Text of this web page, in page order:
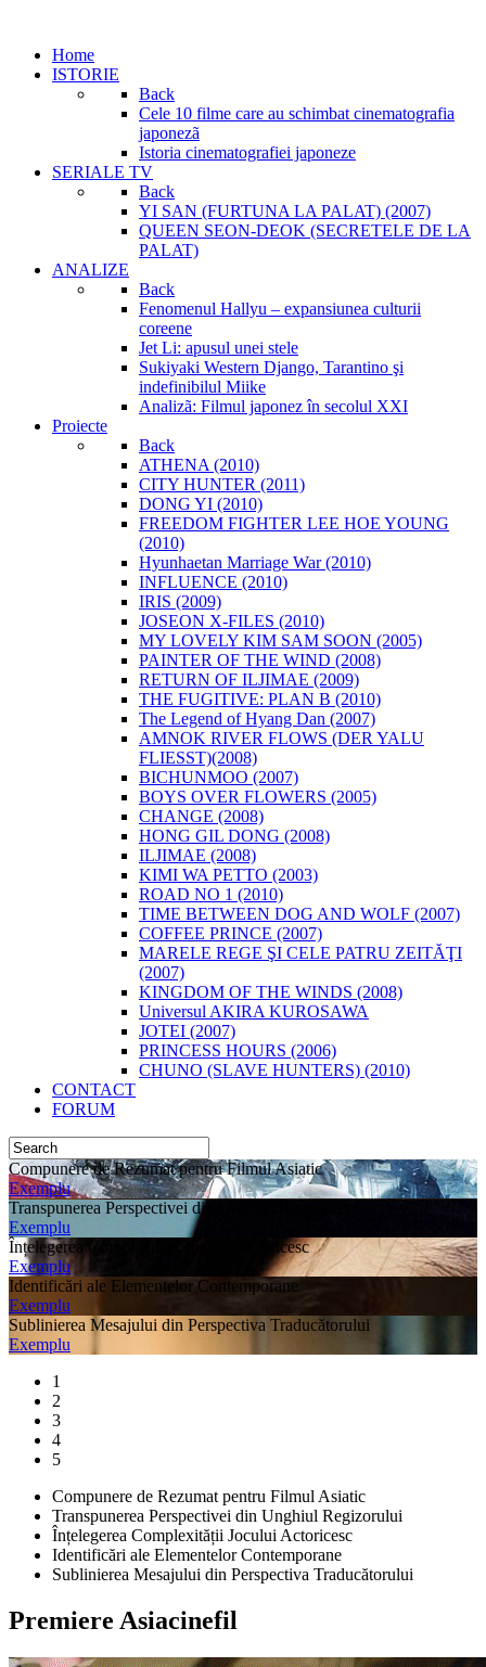
Home
ISTORIE
Back
Cele 10 filme care au schimbat cinematografia
japonezã
Istoria cinematografiei japoneze
SERIALE TV
Back
YI SAN (FURTUNA LA PALAT) (2007)
QUEEN SEON-DEOK (SECRETELE DE LA
PALAT)
ANALIZE
Back
Fenomenul Hallyu – expansiunea culturii
coreene
Jet Li: apusul unei stele
Sukiyaki Western Django, Tarantino şi
indefinibilul Miike
Analizã: Filmul japonez în secolul XXI
Proiecte
Back
ATHENA (2010)
CITY HUNTER (2011)
DONG YI (2010)
FREEDOM FIGHTER LEE HOE YOUNG
(2010)
Hyunhaetan Marriage War (2010)
INFLUENCE (2010)
IRIS (2009)
JOSEON X-FILES (2010)
MY LOVELY KIM SAM SOON (2005)
PAINTER OF THE WIND (2008)
RETURN OF ILJIMAE (2009)
THE FUGITIVE: PLAN B (2010)
The Legend of Hyang Dan (2007)
AMNOK RIVER FLOWS (DER YALU
FLIESST)(2008)
BICHUNMOO (2007)
BOYS OVER FLOWERS (2005)
CHANGE (2008)
HONG GIL DONG (2008)
ILJIMAE (2008)
KIMI WA PETTO (2003)
ROAD NO 1 (2010)
TIME BETWEEN DOG AND WOLF (2007)
COFFEE PRINCE (2007)
MARELE REGE ŞI CELE PATRU ZEITĂŢI
(2007)
KINGDOM OF THE WINDS (2008)
Universul AKIRA KUROSAWA
JOTEI (2007)
PRINCESS HOURS (2006)
CHUNO (SLAVE HUNTERS) (2010)
CONTACT
FORUM
Compunere de Rezumat pentru Filmul Asiatic
Exemplu
Transpunerea Perspectivei din Unghiul Regizorului
Exemplu
Înțelegerea Complexității Jocului Actoricesc
Exemplu
Identificări ale Elementelor Contemporane
Exemplu
Sublinierea Mesajului din Perspectiva Traducătorului
Exemplu
1
2
3
4
5
Compunere de Rezumat pentru Filmul Asiatic
Transpunerea Perspectivei din Unghiul Regizorului
Înțelegerea Complexității Jocului Actoricesc
Identificări ale Elementelor Contemporane
Sublinierea Mesajului din Perspectiva Traducătorului
Premiere Asiacinefil